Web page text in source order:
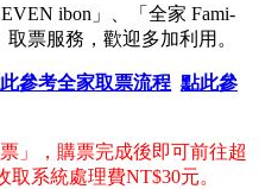
ibon」、「全家 Fami-
票服務，歡迎多加利用。
參考全家取票流程 點此參
」，購票完成後即可前往超
系統處理費NT$30元。